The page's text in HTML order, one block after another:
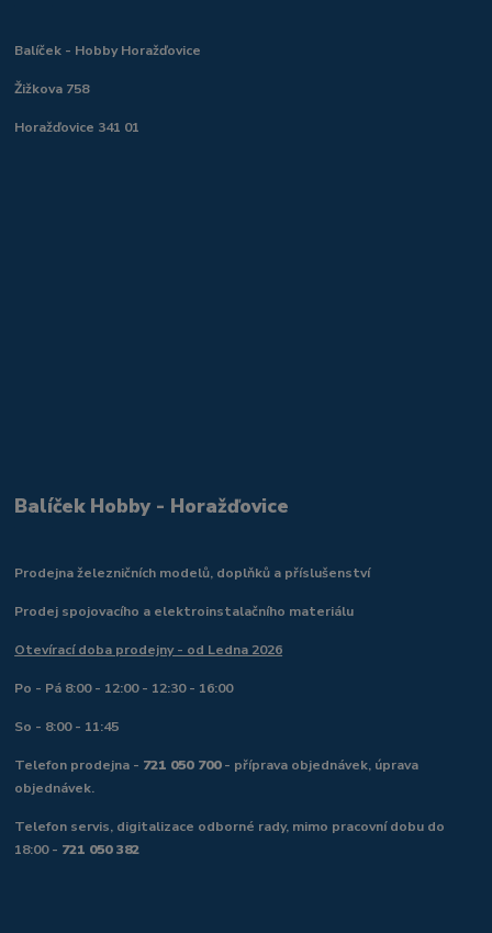
Balíček - Hobby Horažďovice
Žižkova 758
Horažďovice 341 01
Balíček Hobby - Horažďovice
Prodejna železničních modelů, doplňků a příslušenství
Prodej spojovacího a elektroinstalačního materiálu
Otevírací doba prodejny - od Ledna 2026
Po - Pá 8:00 - 12:00 - 12:30 - 16:00
So - 8:00 - 11:45
Telefon prodejna - 721 050 700- příprava objednávek, úprava
objednávek.
Telefon servis, digitalizace odborné rady, mimo pracovní dobu do
18:00 - 721 050 382